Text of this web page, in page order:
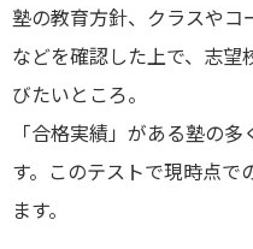
塾の教育方針、クラスや
などを確認した上で、志
びたいところ。
「合格実績」がある塾の
す。このテストで現時点で
ます。